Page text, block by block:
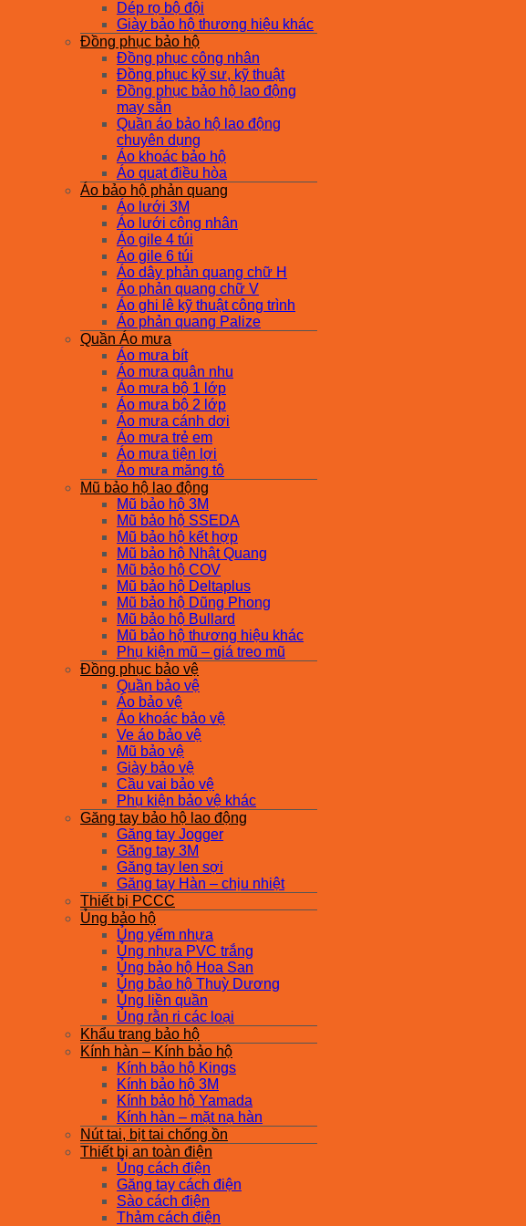
Dép rọ bộ đội
Giày bảo hộ thương hiệu khác
Đồng phục bảo hộ
Đồng phục công nhân
Đồng phục kỹ sư, kỹ thuật
Đồng phục bảo hộ lao động
may sẵn
Quần áo bảo hộ lao động
chuyên dụng
Áo khoác bảo hộ
Áo quạt điều hòa
Áo bảo hộ phản quang
Áo lưới 3M
Áo lưới công nhân
Áo gile 4 túi
Áo gile 6 túi
Áo dây phản quang chữ H
Áo phản quang chữ V
Áo ghi lê kỹ thuật công trình
Áo phản quang Palize
Quần Áo mưa
Áo mưa bít
Áo mưa quân nhu
Áo mưa bộ 1 lớp
Áo mưa bộ 2 lớp
Áo mưa cánh dơi
Áo mưa trẻ em
Áo mưa tiện lợi
Áo mưa măng tô
Mũ bảo hộ lao động
Mũ bảo hộ 3M
Mũ bảo hộ SSEDA
Mũ bảo hộ kết hợp
Mũ bảo hộ Nhật Quang
Mũ bảo hộ COV
Mũ bảo hộ Deltaplus
Mũ bảo hộ Dũng Phong
Mũ bảo hộ Bullard
Mũ bảo hộ thương hiệu khác
Phụ kiện mũ – giá treo mũ
Đồng phục bảo vệ
Quần bảo vệ
Áo bảo vệ
Áo khoác bảo vệ
Ve áo bảo vệ
Mũ bảo vệ
Giày bảo vệ
Cầu vai bảo vệ
Phụ kiện bảo vệ khác
Găng tay bảo hộ lao động
Găng tay Jogger
Găng tay 3M
Găng tay len sợi
Găng tay Hàn – chịu nhiệt
Thiết bị PCCC
Ủng bảo hộ
Ủng yếm nhựa
Ủng nhựa PVC trắng
Ủng bảo hộ Hoa San
Ủng bảo hộ Thuỳ Dương
Ủng liền quần
Ủng rằn ri các loại
Khẩu trang bảo hộ
Kính hàn – Kính bảo hộ
Kính bảo hộ Kings
Kính bảo hộ 3M
Kính bảo hộ Yamada
Kính hàn – mặt nạ hàn
Nút tai, bịt tai chống ồn
Thiết bị an toàn điện
Ủng cách điện
Găng tay cách điện
Sào cách điện
Thảm cách điện